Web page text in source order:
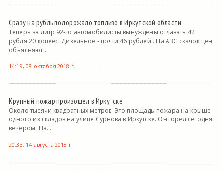
Сразу на рубль подорожало топливо в Иркутской области
Теперь за литр 92-го автомобилисты вынуждены отдавать 42
рубля 20 копеек. Дизельное - почти 46 рублей . На АЗС скачок цен
объясняют...
14:19, 08 октября 2018 г.
Крупный пожар произошел в Иркутске
Около тысячи квадратных метров. Это площадь пожара на крыше
одного из складов на улице Сурнова в Иркутске. Он горел сегодня
вечером. На...
20:33, 14 августа 2018 г.